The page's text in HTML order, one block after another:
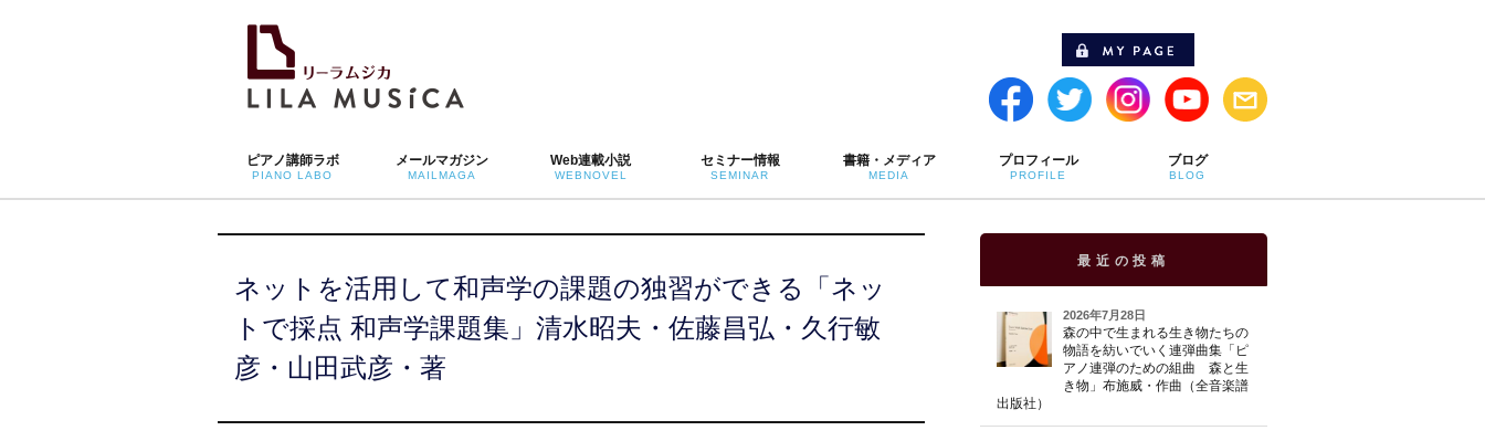
ピアノ講師ラボ
PIANO LABO
メールマガジン
MAILMAGA
Web連載小説
WEBNOVEL
セミナー情報
SEMINAR
書籍・メディア
MEDIA
プロフィール
PROFILE
ブログ
BLOG
ネットを活用して和声学の課題の独習ができる「ネッ
トで採点 和声学課題集」清水昭夫・佐藤昌弘・久行敏
彦・山田武彦・著
最近の投稿
2026年7月28日
森の中で生まれる生き物たちの
物語を紡いでいく連弾曲集「ピ
アノ連弾のための組曲 森と生
き物」布施威・作曲（全音楽譜
出版社）